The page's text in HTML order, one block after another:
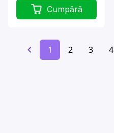
Cumpără
1 2 3 4